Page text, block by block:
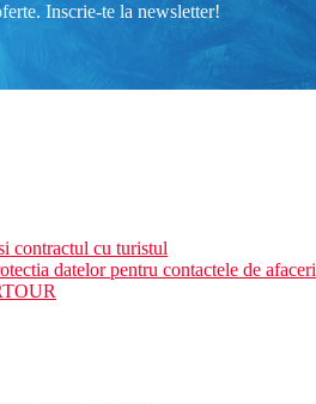
Inscrie-te la newsletter!
contractul cu turistul
datelor pentru contactele de afaceri